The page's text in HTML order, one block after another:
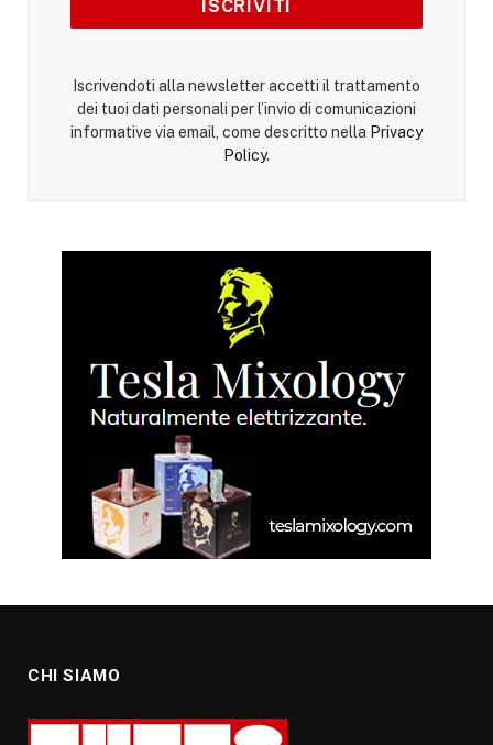
Iscrivendoti alla newsletter accetti il trattamento
dei tuoi dati personali per l’invio di comunicazioni
informative via email, come descritto nella Privacy
Policy.
CHI SIAMO